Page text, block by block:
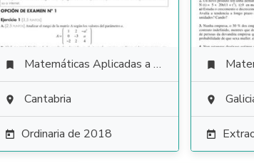
 Matemáticas Aplicadas a las Ciencias Sociales
 Cantabria
 Ordinaria de 2018


